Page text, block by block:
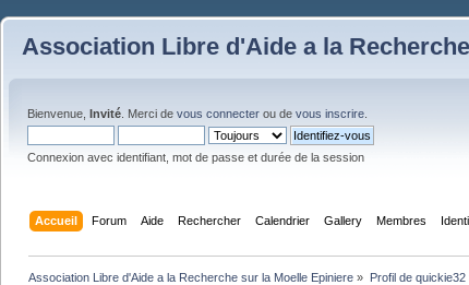
Association Libre d'Aide a la
Bienvenue, Invité . Merci de vous connecter ou de vous inscrire
Connexion avec identifiant, mot de passe et durée de la session
Accueil Forum Aide Rechercher Calendrier Gallery Membres
Association Libre d'Aide a la Recherche sur la Moelle Epiniere » Profil de quickie32